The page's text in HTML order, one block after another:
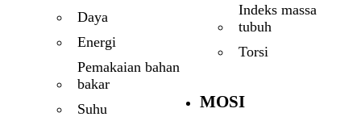
Daya
Energi
Pemakaian bahan
bakar
Suhu
Indeks massa
tubuh
Torsi
MOSI